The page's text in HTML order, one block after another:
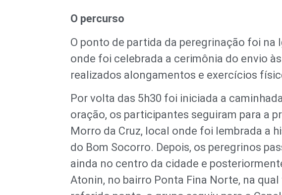
O percurso
O ponto de partida da peregrinação foi na
onde foi celebrada a cerimônia do envio
realizados alongamentos e exercícios
Por volta das 5h30 foi iniciada a
oração, os participantes seguiram para a
Morro da Cruz, local onde foi lembrada a
do Bom Socorro. Depois, os peregrinos
ainda no centro da cidade e
Atonin, no bairro Ponta Fina Norte, na